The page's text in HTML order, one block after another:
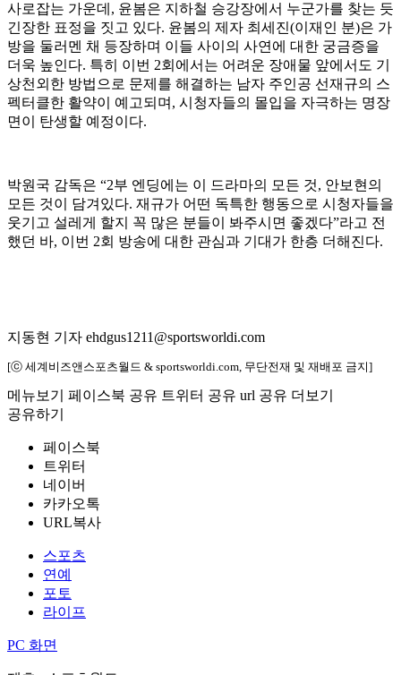
사로잡는 가운데, 윤봄은 지하철 승강장에서 누군가를 찾는 듯
긴장한 표정을 짓고 있다. 윤봄의 제자 최세진(이재인 분)은 가
방을 둘러멘 채 등장하며 이들 사이의 사연에 대한 궁금증을
더욱 높인다. 특히 이번 2회에서는 어려운 장애물 앞에서도 기
상천외한 방법으로 문제를 해결하는 남자 주인공 선재규의 스
펙터클한 활약이 예고되며, 시청자들의 몰입을 자극하는 명장
면이 탄생할 예정이다.
박원국 감독은 “2부 엔딩에는 이 드라마의 모든 것, 안보현의
모든 것이 담겨있다. 재규가 어떤 독특한 행동으로 시청자들을
웃기고 설레게 할지 꼭 많은 분들이 봐주시면 좋겠다”라고 전
했던 바, 이번 2회 방송에 대한 관심과 기대가 한층 더해진다.
지동현 기자 ehdgus1211@sportsworldi.com
[ⓒ 세계비즈앤스포츠월드 & sportsworldi.com, 무단전재 및 재배포 금지]
메뉴보기 페이스북 공유 트위터 공유 url 공유 더보기
공유하기
페이스북
트위터
네이버
카카오톡
URL복사
스포츠
연예
포토
라이프
PC 화면